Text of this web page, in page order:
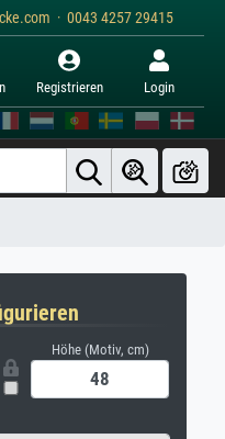
· 0043 4257 29415
Registrieren Login
Höhe (Motiv, cm)